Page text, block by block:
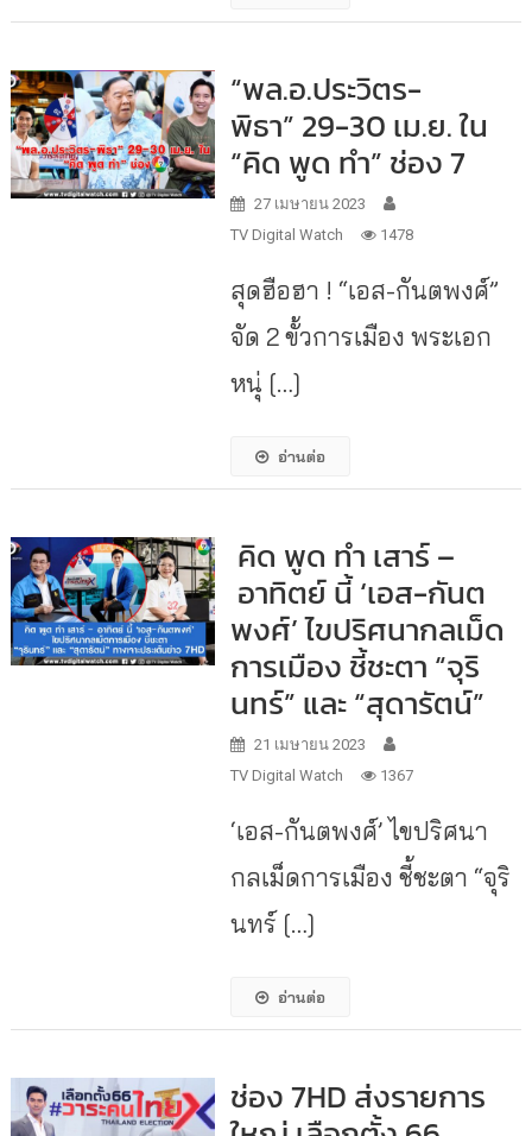
“พล.อ.ประวิตร-
พิธา” 29-30 เม.ย. ใน
“คิด พูด ทำ” ช่อง 7
27 เมษายน 2023
TV Digital Watch
1478
สุดฮือฮา ! “เอส-กันตพงศ์”
จัด 2 ขั้วการเมือง พระเอก
หนุ่ […]
อ่านต่อ
คิด พูด ทำ เสาร์ –
อาทิตย์ นี้ ‘เอส-กันต
พงศ์’ ไขปริศนากลเม็ด
การเมือง ชี้ชะตา “จุริ
นทร์” และ “สุดารัตน์”
21 เมษายน 2023
TV Digital Watch
1367
‘เอส-กันตพงศ์’ ไขปริศนา
กลเม็ดการเมือง ชี้ชะตา “จุริ
นทร์ […]
อ่านต่อ
ช่อง 7HD ส่งรายการ